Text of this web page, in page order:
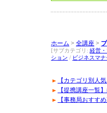
ホーム > 全講座 >
[サブカテゴリ: 経営
ション / ビジネスマナ
【カテゴリ別人
【提携講座一覧
【事務局おすす